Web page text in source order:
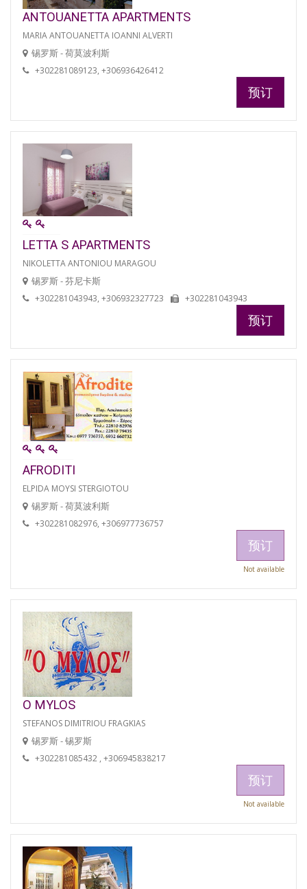
ANTOUANETTA APARTMENTS
MARIA ANTOUANETTA IOANNI ALVERTI
锡罗斯 - 荷莫波利斯
+302281089123, +306936426412
预订
LETTA S APARTMENTS
NIKOLETTA ANTONIOU MARAGOU
锡罗斯 - 芬尼卡斯
+302281043943, +306932327723 +302281043943
预订
AFRODITI
ELPIDA MOYSI STERGIOTOU
锡罗斯 - 荷莫波利斯
+302281082976, +306977736757
预订
Not available
O MYLOS
STEFANOS DIMITRIOU FRAGKIAS
锡罗斯 - 锡罗斯
+302281085432 , +306945838217
预订
Not available